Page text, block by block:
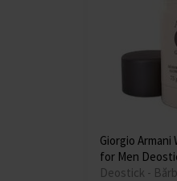
Giorgio
for Men
Deostick -